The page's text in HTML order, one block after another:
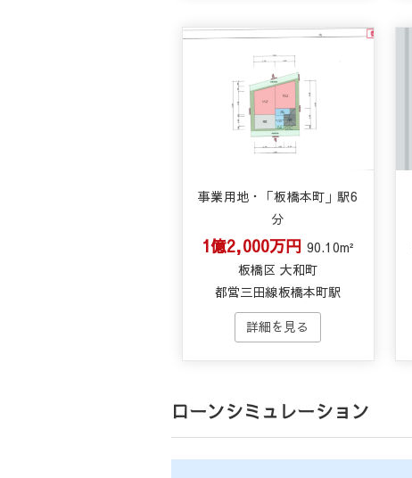
事業用地・「板橋本町」駅6
分
1億2,000万円 90.10m²
板橋区 大和町
都営三田線板橋本町駅
ローンシミュレーション